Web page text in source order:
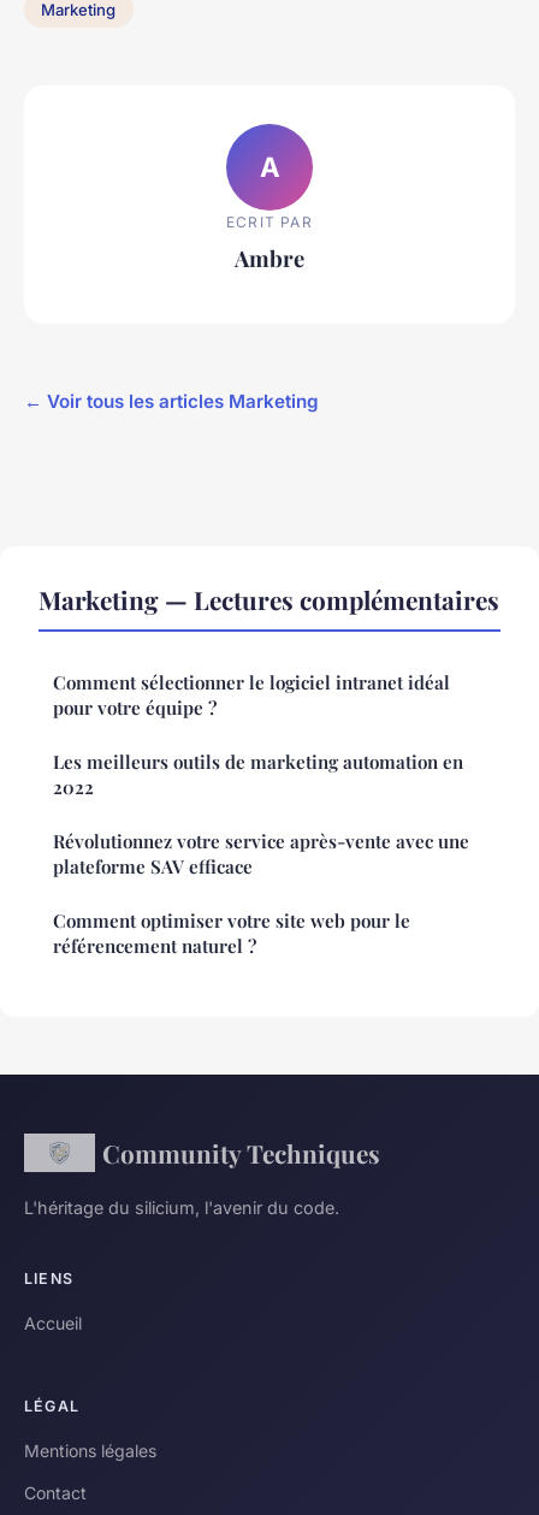
Marketing
A
ECRIT PAR
Ambre
← Voir tous les articles Marketing
Marketing — Lectures complémentaires
Comment sélectionner le logiciel intranet idéal
pour votre équipe ?
Les meilleurs outils de marketing automation en
2022
Révolutionnez votre service après-vente avec une
plateforme SAV efficace
Comment optimiser votre site web pour le
référencement naturel ?
Community Techniques
L'héritage du silicium, l'avenir du code.
LIENS
Accueil
LÉGAL
Mentions légales
Contact